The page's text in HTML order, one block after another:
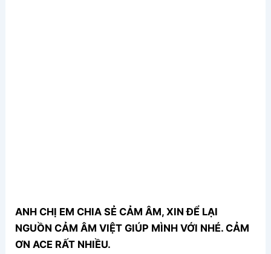
ANH CHỊ EM CHIA SẺ CẢM ÂM, XIN ĐỂ LẠI
NGUỒN CẢM ÂM VIỆT GIÚP MÌNH VỚI NHÉ. CẢM
ƠN ACE RẤT NHIỀU.